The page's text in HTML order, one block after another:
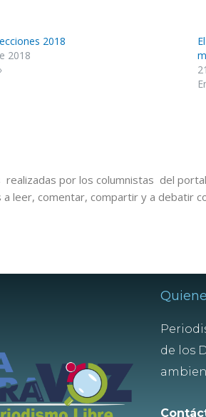
2018
2018
realizadas por los columnistas del
a leer, comentar, compartir y a debatir
de los